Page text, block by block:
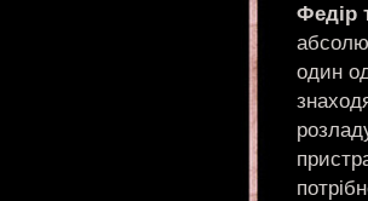
Федір
один